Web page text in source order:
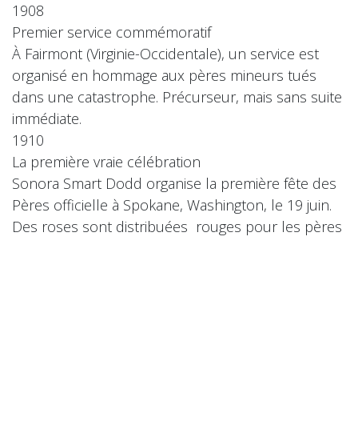
1908
Premier service commémoratif
À Fairmont (Virginie-Occidentale), un service est
organisé en hommage aux pères mineurs tués
dans une catastrophe. Précurseur, mais sans suite
immédiate.
1910
La première vraie célébration
Sonora Smart Dodd organise la première fête des
Pères officielle à Spokane, Washington, le 19 juin.
Des roses sont distribuées rouges pour les pères